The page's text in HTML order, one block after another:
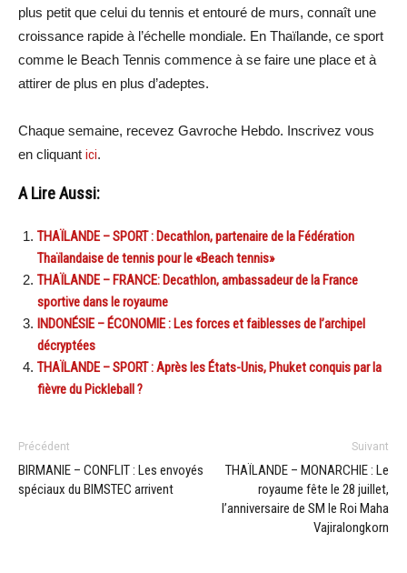
plus petit que celui du tennis et entouré de murs, connaît une
croissance rapide à l’échelle mondiale. En Thaïlande, ce sport
comme le Beach Tennis commence à se faire une place et à
attirer de plus en plus d’adeptes.
Chaque semaine, recevez Gavroche Hebdo. Inscrivez vous
en cliquant ici.
A Lire Aussi:
THAÏLANDE – SPORT : Decathlon, partenaire de la Fédération
Thaïlandaise de tennis pour le «Beach tennis»
THAÏLANDE – FRANCE: Decathlon, ambassadeur de la France
sportive dans le royaume
INDONÉSIE – ÉCONOMIE : Les forces et faiblesses de l’archipel
décryptées
THAÏLANDE – SPORT : Après les États-Unis, Phuket conquis par la
fièvre du Pickleball ?
Précédent
BIRMANIE – CONFLIT : Les envoyés
spéciaux du BIMSTEC arrivent
Suivant
THAÏLANDE – MONARCHIE : Le
royaume fête le 28 juillet,
l’anniversaire de SM le Roi Maha
Vajiralongkorn